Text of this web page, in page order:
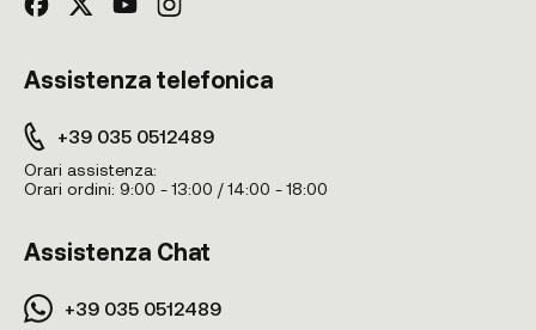
Assistenza telefonica
+39 035 0512489
Orari assistenza:
Orari ordini: 9:00 - 13:00 / 14:00 - 18:00
Assistenza Chat
+39 035 0512489